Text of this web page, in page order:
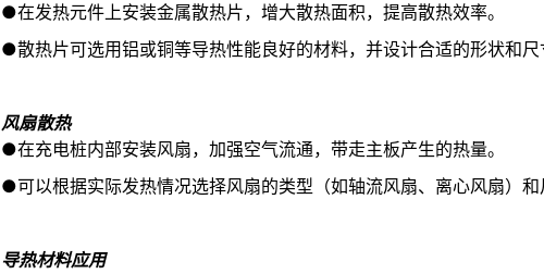
●在发热元件上安装金属散热片，增大散热面积，提高散热效率。
●散热片可选用铝或铜等导热性能良好的材料，并设计合适的形状和尺
风扇散热
●在充电桩内部安装风扇，加强空气流通，带走主板产生的热量。
●可以根据实际发热情况选择风扇的类型（如轴流风扇、离心风扇）和
导热材料应用